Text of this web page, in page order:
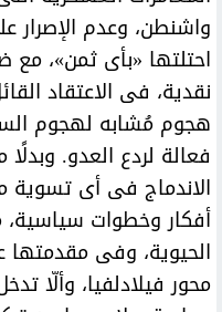
واشنطن، وعدم الإصرار
احتلتها «بأى ثمن»، مع
نقدية، فى الاعتقاد
هجوم مُشابه لهجوم
فعالة لردع العدو.
الاندماج فى أى تسوية
أفكار وخطوات
الحيوية، وفى
محور فيلادلفيا، وألّا